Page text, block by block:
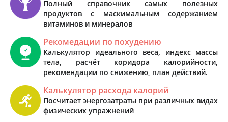
Полный справочник самых полезных
продуктов с маскимальным содержанием
витаминов и минералов
Рекомедации по похудению
Калькулятор идеального веса, индекс массы
тела, расчёт коридора калорийности,
рекомендации по снижению, план действий.
Калькулятор расхода калорий
Посчитает энергозатраты при различных видах
физических упражнений